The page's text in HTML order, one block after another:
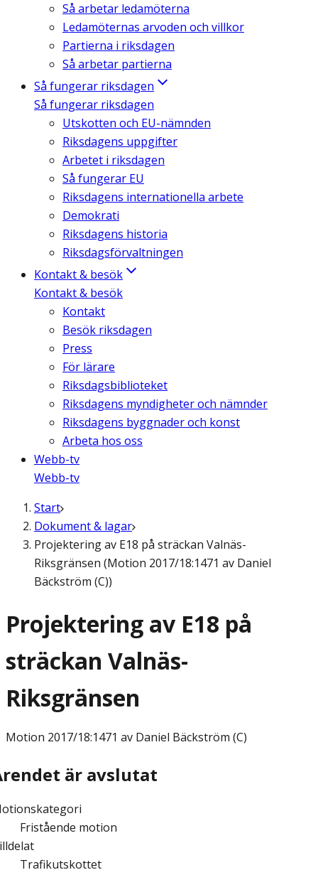
Så arbetar ledamöterna
Ledamöternas arvoden och villkor
Partierna i riksdagen
Så arbetar partierna
Så fungerar riksdagen
Så fungerar riksdagen
Utskotten och EU-nämnden
Riksdagens uppgifter
Arbetet i riksdagen
Så fungerar EU
Riksdagens internationella arbete
Demokrati
Riksdagens historia
Riksdagsförvaltningen
Kontakt & besök
Kontakt & besök
Kontakt
Besök riksdagen
Press
För lärare
Riksdagsbiblioteket
Riksdagens myndigheter och nämnder
Riksdagens byggnader och konst
Arbeta hos oss
Webb-tv
Webb-tv
Start
Dokument & lagar
Projektering av E18 på sträckan Valnäs-
Riksgränsen (Motion 2017/18:1471 av Daniel
Bäckström (C))
Projektering av E18 på
sträckan Valnäs-
Riksgränsen
Motion 2017/18:1471 av Daniel Bäckström (C)
är avslutat
Fristående motion
Trafikutskottet